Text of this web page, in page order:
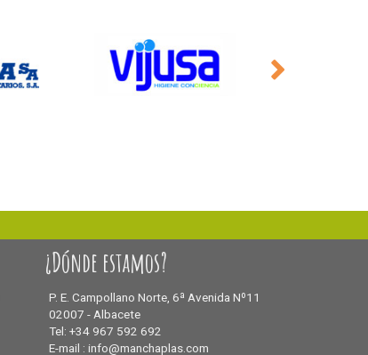
¿Dónde estamos?
P. E. Campollano Norte, 6ª Avenida Nº11
02007 - Albacete
Tel: +34 967 592 692
E-mail : info@manchaplas.com